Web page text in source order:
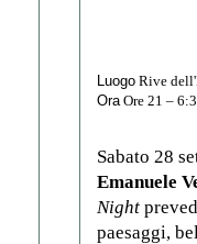
LuogoRive
OraOre 21 –
Sabato 28
Emanuele
Night
paesaggi,